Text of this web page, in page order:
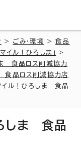
> ごみ・環境 >食品
イル！ひろしま」
>
食品ロス削減協力
食品ロス削減協力店
ル！ひろしま 食品
しま 食品